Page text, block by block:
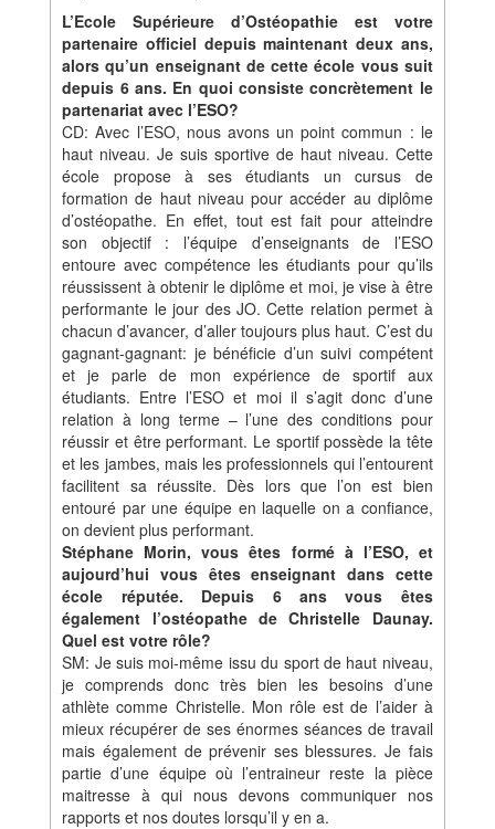
L’Ecole Supérieure d’Ostéopathie est votre
partenaire officiel depuis maintenant deux ans,
alors qu’un enseignant de cette école vous suit
depuis 6 ans. En quoi consiste concrètement le
partenariat avec l’ESO?
CD: Avec l’ESO, nous avons un point commun : le
haut niveau. Je suis sportive de haut niveau. Cette
école propose à ses étudiants un cursus de
formation de haut niveau pour accéder au diplôme
d’ostéopathe. En effet, tout est fait pour atteindre
son objectif : l’équipe d’enseignants de l’ESO
entoure avec compétence les étudiants pour qu’ils
réussissent à obtenir le diplôme et moi, je vise à être
performante le jour des JO. Cette relation permet à
chacun d’avancer, d’aller toujours plus haut. C’est du
gagnant-gagnant: je bénéficie d’un suivi compétent
et je parle de mon expérience de sportif aux
étudiants. Entre l’ESO et moi il s’agit donc d’une
relation à long terme – l’une des conditions pour
réussir et être performant. Le sportif possède la tête
et les jambes, mais les professionnels qui l’entourent
facilitent sa réussite. Dès lors que l’on est bien
entouré par une équipe en laquelle on a confiance,
on devient plus performant.
Stéphane Morin, vous êtes formé à l’ESO, et
aujourd’hui vous êtes enseignant dans cette
école réputée. Depuis 6 ans vous êtes
également l’ostéopathe de Christelle Daunay.
Quel est votre rôle?
SM: Je suis moi-même issu du sport de haut niveau,
je comprends donc très bien les besoins d’une
athlète comme Christelle. Mon rôle est de l’aider à
mieux récupérer de ses énormes séances de travail
mais également de prévenir ses blessures. Je fais
partie d’une équipe où l’entraineur reste la pièce
maitresse à qui nous devons communiquer nos
rapports et nos doutes lorsqu’il y en a.